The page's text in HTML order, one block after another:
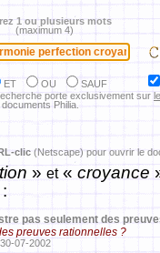
1 ou plusieurs mots
(maximum 4)
ET OU
SAUF
porte exclusivement sur
Philia.
clic (Netscape) pour ouvrir le
» et« croyance
pas seulement des
preuves rationnelles ?
07-2002